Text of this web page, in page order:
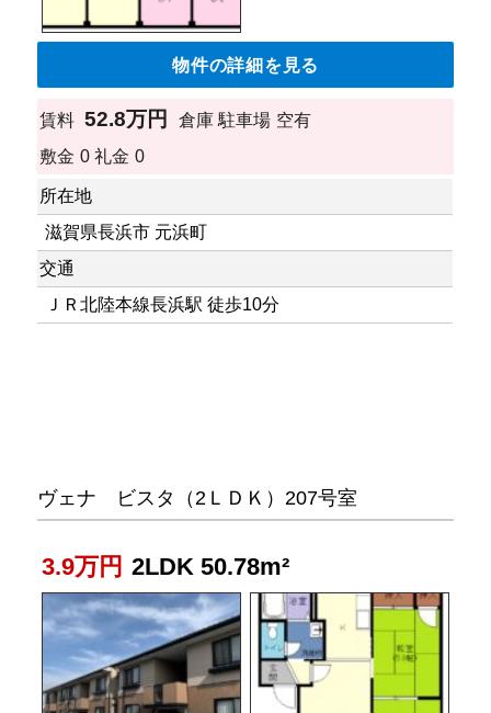
物件の詳細を見る
賃料 52.8万円 倉庫 駐車場 空有
敷金 0 礼金 0
所在地
滋賀県長浜市 元浜町
交通
ＪＲ北陸本線長浜駅 徒歩10分
ヴェナ ビスタ（2ＬＤＫ）207号室
3.9万円 2LDK 50.78m²